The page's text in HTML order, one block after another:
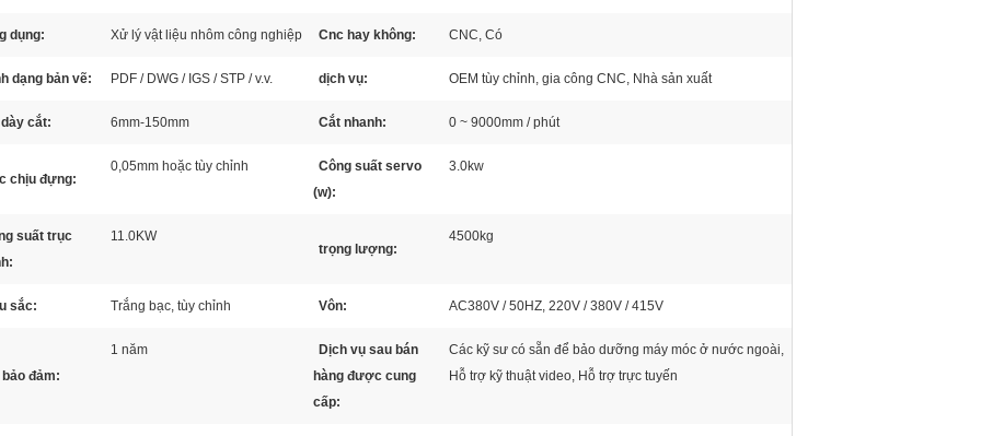
dụng: Xử lý vật liệu nhôm công nghiệp Cnc hay không: CNC, Có
dạng bản vẽ: PDF / DWG / IGS / STP / v.v. dịch vụ: OEM tùy chỉnh, gia công CNC, Nhà sản xuất
cắt: 6mm-150mm Cắt nhanh: 0 ~ 9000mm / phút
chịu đựng:
0,05mm hoặc tùy chỉnh
Công suất servo
(w):
3.0kw
suất trục
11.0KW
trọng lượng:
4500kg
sắc: Trắng bạc, tùy chỉnh Vôn: AC380V / 50HZ, 220V / 380V / 415V
đảm:
1 năm
Dịch vụ sau bán
hàng được cung
cấp:
Các kỹ sư có sẵn để bảo dưỡng máy móc ở nước ngoài,
Hỗ trợ kỹ thuật video, Hỗ trợ trực tuyến